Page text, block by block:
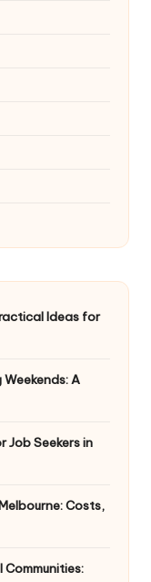
Ideas for
A
Job Seekers in
Costs,